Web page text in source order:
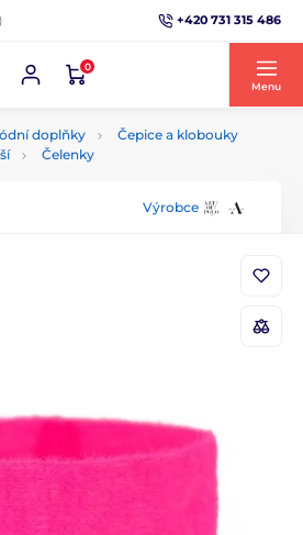
+420 731 315 486
0
Menu
doplňky
Čepice a klobouky
Čelenky
Výrobce